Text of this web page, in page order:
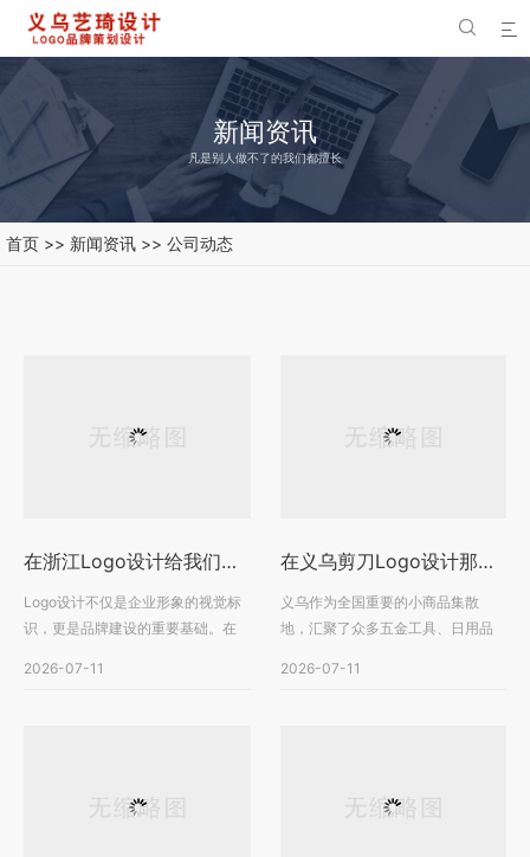


新闻资讯
凡是别人做不了的我们都擅长
首页 >> 新闻资讯 >> 公司动态
在浙江Logo设计给我们带来的好处是什么？打造品牌竞争力，从专业Logo开始
Logo设计不仅是企业形象的视觉标
识，更是品牌建设的重要基础。在
2026-07-11
在义乌剪刀Logo设计那家好？专业品牌设计助力五金工具企业打造品牌竞争力
义乌作为全国重要的小商品集散
地，汇聚了众多五金工具、日用品
2026-07-11